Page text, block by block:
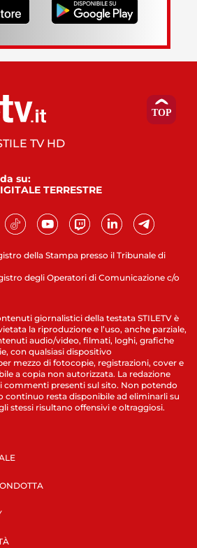
della Stampa presso il Tribunale di
degli Operatori di Comunicazione c/o
TV HD
su:
TERRESTRE
giornalistici della testata STILETV è
la riproduzione e l’uso, anche parziale,
audio/video, filmati, loghi, grafiche
con qualsiasi dispositivo
mezzo di fotocopie, registrazioni, cover e
a copia non autorizzata. La redazione
commenti presenti sul sito. Non potendo
continuo resta disponibile ad eliminarli su
stessi risultano offensivi e oltraggiosi.